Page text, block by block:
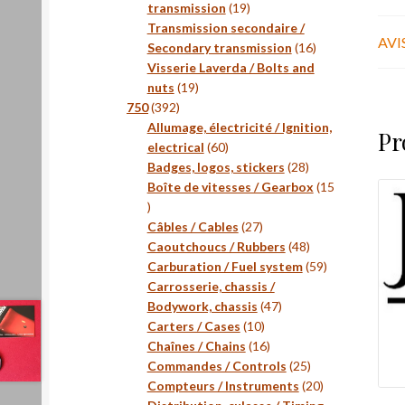
transmission 1919
produits
Transmission secondaire /
Secondary transmission 1616
produits
Visserie Laverda / Bolts and
nuts 1919
750 392392
produits
Allumage, électricité / Ignition,
electrical 6060
produits
Badges, logos, stickers 2828
produits
Boîte de vitesses / Gearbox 15
15
produits
Câbles / Cables 2727
produits
Caoutchoucs / Rubbers 4848
produits
Carburation / Fuel system 5959
Carrosserie, chassis /
Bodywork, chassis 4747
Carters / Cases 1010
produits
Chaînes / Chains 1616
produits
Commandes / Controls 2525
produits
Compteurs / Instruments 2020